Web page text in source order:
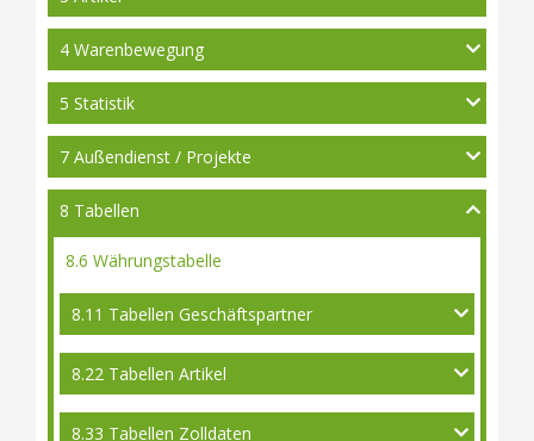
4 Warenbewegung
5 Statistik
7 Außendienst / Projekte
8 Tabellen
8.6 Währungstabelle
8.11 Tabellen Geschäftspartner
8.22 Tabellen Artikel
8.33 Tabellen Zolldaten